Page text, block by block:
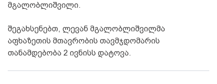
მგალობლიშვილი.
შეგახსენებთ, ლევან მგალობლიშვილმა
აფხაზეთის მთავრობის თავმჯდომარის
თანამდებობა 2 ივნისს დატოვა.